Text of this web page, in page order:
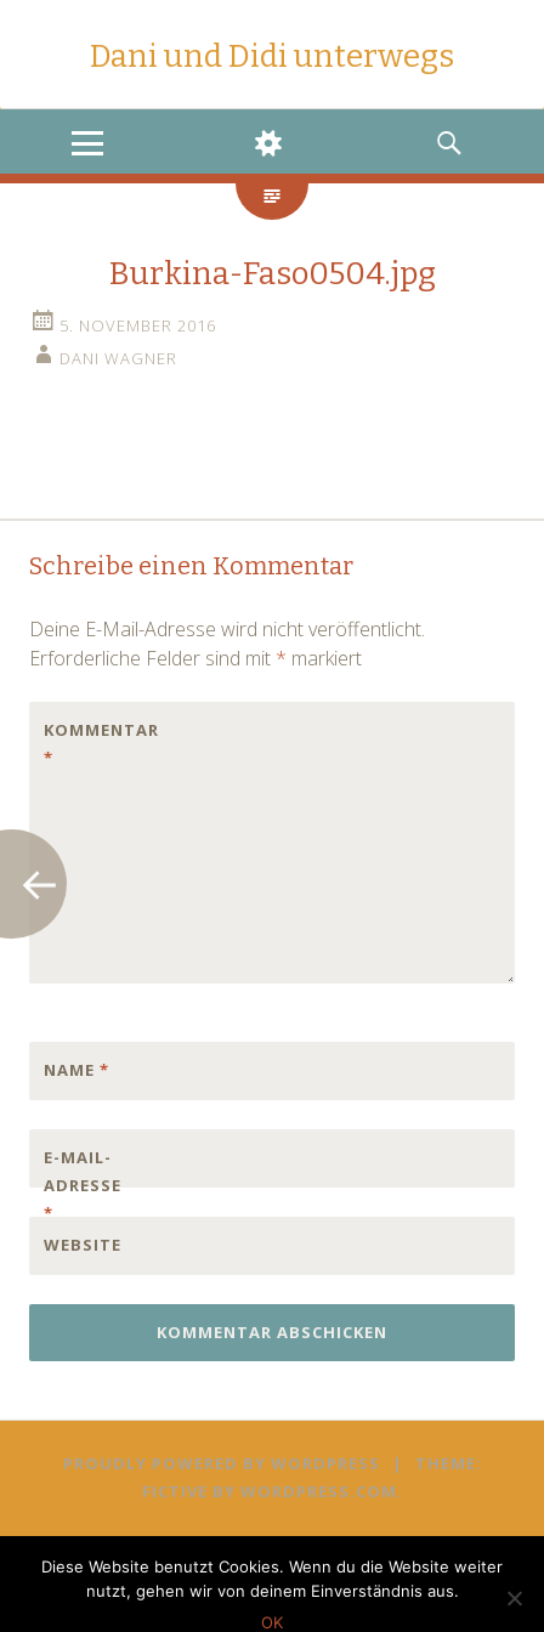
Dani und Didi unterwegs
MENU
WIDGETS
SEARCH
Burkina-Faso0504.jpg
5. NOVEMBER 2016
DANI WAGNER
Post
Schreibe einen Kommentar
Deine E-Mail-Adresse wird nicht veröffentlicht.
Erforderliche Felder sind mit * markiert
KOMMENTAR
*
NAME *
E-MAIL-
ADRESSE
*
WEBSITE
PROUDLY POWERED BY WORDPRESS |
THEME:
FICTIVE BY WORDPRESS.COM.
Diese Website benutzt Cookies. Wenn du die Website weiter
nutzt, gehen wir von deinem Einverständnis aus.
OK